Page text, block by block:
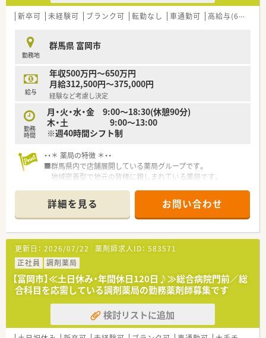
新卒可 未経験可 ブランク可 転勤なし 車通勤可 高給与(600万円以上)
勤務地
群馬県 富岡市
給与
年収500万円～650万円
月給312,500円～375,000円
経験など考慮し決定
勤務
時間
月・火・水・金 9:00～18:30(休憩90分)
木・土 9:00～13:00
※週40時間シフト制
・・＊ 薬局の特徴 ＊・・
■群馬県内で店舗展開している薬局グループです。
地域密着型で地元の皆様に親しまれている薬局です。
るなど
活躍の場が広がる環境です。キャリアアップ志向の方にお勧
めです。
■全店舗で電子薬歴を導入しています。
安心かつ効率よく業務に専念できる環境です。
詳細を見る お問い合わせ
更新日： 2026/07/22 薬剤師求人ID： 583571
正社員
調剤薬局
【富岡市】≪土日休み・年間休日120日♪≫総合病院門前／総
合科目を応需している調剤薬局の勤務薬剤師募集です
検討リストに追加